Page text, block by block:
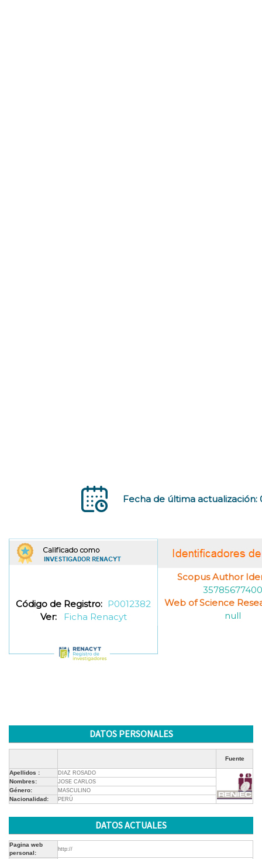
Fecha de última actualización:
Código de Registro: P0012382
Ver:
Ficha Renacyt
Scopus Author
35785677400
Web of Science
null
DATOS PERSONALES
Fuente
Apellidos : DIAZ ROSADO
Nombres: JOSE CARLOS
Género: MASCULINO
Nacionalidad: PERÚ
DATOS ACTUALES
Pagina web
personal:
http://